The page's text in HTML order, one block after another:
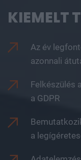
KIEMELT
azonnali
a